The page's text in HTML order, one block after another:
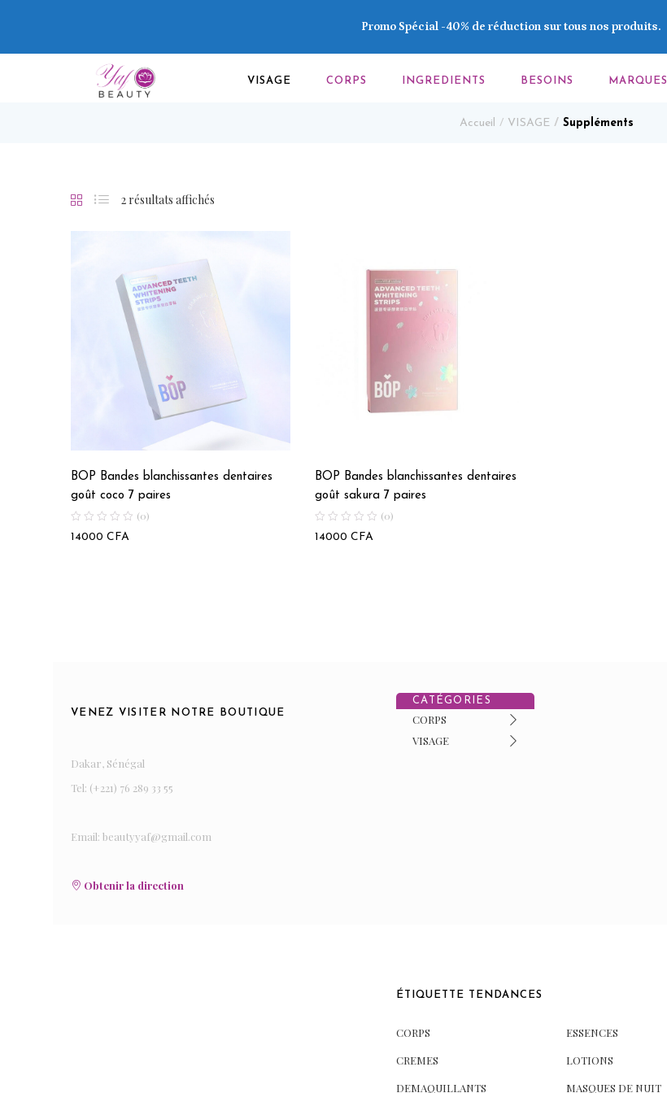
VISAGE CORPS INGREDIENTS BESOINS MARQUES
Accueil VISAGE Suppléments
2 résultats affichés
BOP Bandes blanchissantes dentaires
goût coco 7 paires
(0)
14000 CFA
BOP Bandes blanchissantes dentaires
goût sakura 7 paires
(0)
14000 CFA
VENEZ VISITER NOTRE BOUTIQUE
Dakar, Sénégal
Tel: (+221) 76 289 33 55
Email: beautyyaf@gmail.com
Obtenir la direction
CATÉGORIES
CORPS
VISAGE
ÉTIQUETTE TENDANCES
CORPS
CREMES
DEMAQUILLANTS
ESSENCES
LOTIONS
MASQUES DE NUIT
Promo Spécial -40% de réduction sur tous nos produits.